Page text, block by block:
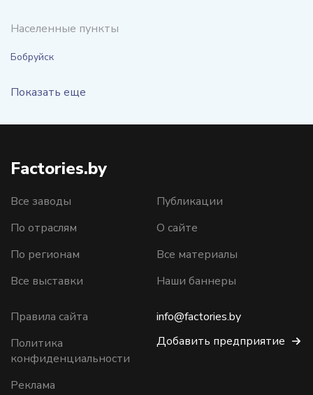
Населенные пункты
Бобруйск
Показать еще
Factories.by
Все заводы
По отраслям
По регионам
Все выставки
Публикации
О сайте
Все материалы
Наши баннеры
Правила сайта
Политика
конфиденциальности
Реклама
info@factories.by
Добавить предприятие